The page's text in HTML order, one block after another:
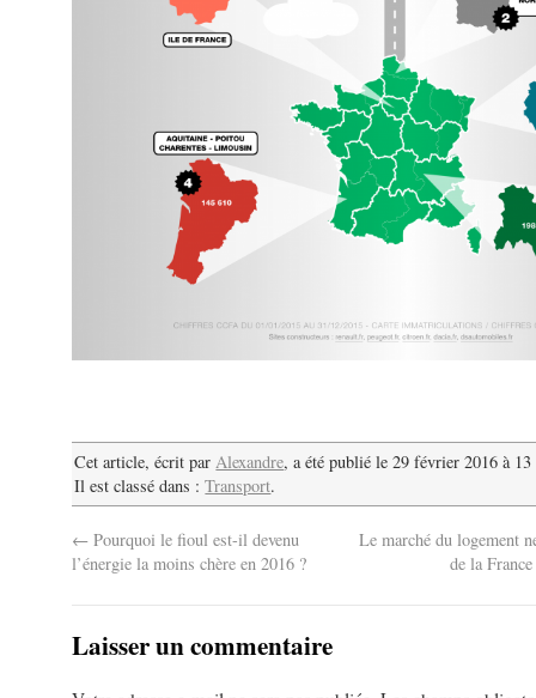
Cet article, écrit par Alexandre, a été publié le 29 février 2016 à
Il est classé dans :Transport.
← Pourquoi le fioul est-il devenu
l’énergie la moins chère en 2016 ?
Le marché du logement
de la
Laisser un commentaire